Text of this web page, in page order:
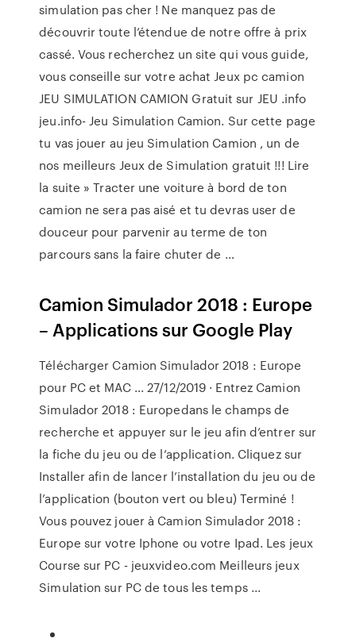
simulation pas cher ! Ne manquez pas de
découvrir toute l’étendue de notre offre à prix
cassé. Vous recherchez un site qui vous guide,
vous conseille sur votre achat Jeux pc camion
JEU SIMULATION CAMION Gratuit sur JEU .info
jeu.info- Jeu Simulation Camion. Sur cette page
tu vas jouer au jeu Simulation Camion , un de
nos meilleurs Jeux de Simulation gratuit !!! Lire
la suite » Tracter une voiture à bord de ton
camion ne sera pas aisé et tu devras user de
douceur pour parvenir au terme de ton
parcours sans la faire chuter de …
Camion Simulador 2018 : Europe
– Applications sur Google Play
Télécharger Camion Simulador 2018 : Europe
pour PC et MAC ... 27/12/2019 · Entrez Camion
Simulador 2018 : Europedans le champs de
recherche et appuyer sur le jeu afin d’entrer sur
la fiche du jeu ou de l’application. Cliquez sur
Installer afin de lancer l’installation du jeu ou de
l’application (bouton vert ou bleu) Terminé !
Vous pouvez jouer à Camion Simulador 2018 :
Europe sur votre Iphone ou votre Ipad. Les jeux
Course sur PC - jeuxvideo.com Meilleurs jeux
Simulation sur PC de tous les temps ...